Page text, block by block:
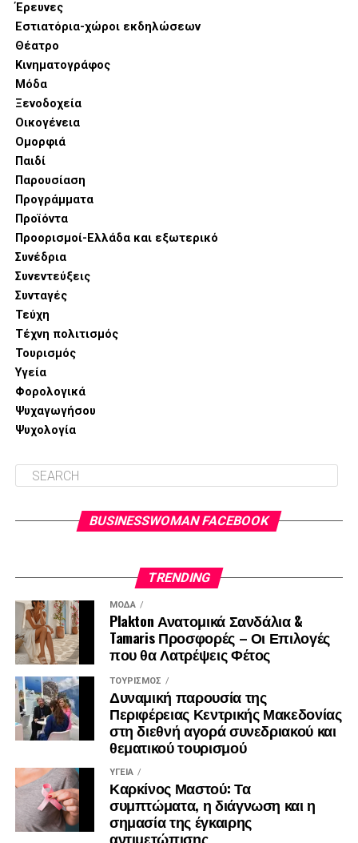
Έρευνες
Εστιατόρια-χώροι εκδηλώσεων
Θέατρο
Κινηματογράφος
Μόδα
Ξενοδοχεία
Οικογένεια
Ομορφιά
Παιδί
Παρουσίαση
Προγράμματα
Προϊόντα
Προορισμοί-Ελλάδα και εξωτερικό
Συνέδρια
Συνεντεύξεις
Συνταγές
Τεύχη
Τέχνη πολιτισμός
Τουρισμός
Υγεία
Φορολογικά
Ψυχαγωγήσου
Ψυχολογία
BUSINESSWOMAN FACEBOOK
TRENDING
ΜΌΔΑ
Plakton Ανατομικά Σανδάλια &
Tamaris Προσφορές – Οι Επιλογές
που θα Λατρέψεις Φέτος
ΤΟΥΡΙΣΜΌΣ
Δυναμική παρουσία της
Περιφέρειας Κεντρικής Μακεδονίας
στη διεθνή αγορά συνεδριακού και
θεματικού τουρισμού
ΥΓΕΊΑ
Καρκίνος Μαστού: Τα
συμπτώματα, η διάγνωση και η
σημασία της έγκαιρης
αντιμετώπισης